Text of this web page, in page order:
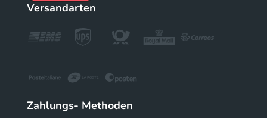
Versandarten
Zahlungs- Methoden